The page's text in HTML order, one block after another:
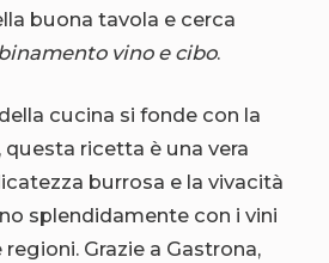
buona tavola e cerca
vino e cibo.
cucina si fonde con la
questa ricetta è una vera
burrosa e la vivacità
splendidamente con i vini
Grazie a Gastrona,